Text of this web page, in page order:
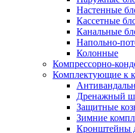
Настенные
Кассетные
Канальные
Напольно-
Колонные
Компрессорно-
Комплектующие к
Дренажный
Защитные
Зимние
Кронштейны